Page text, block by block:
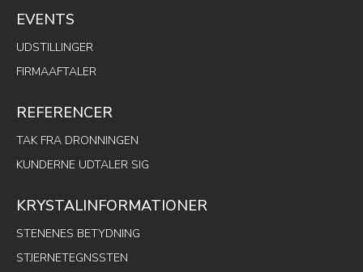
EVENTS
UDSTILLINGER
FIRMAAFTALER
REFERENCER
TAK FRA DRONNINGEN
KUNDERNE UDTALER SIG
KRYSTALINFORMATIONER
STENENES BETYDNING
STJERNETEGNSSTEN